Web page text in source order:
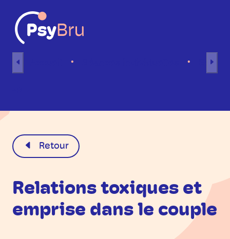
Retour
Relations toxiques et
emprise dans le couple